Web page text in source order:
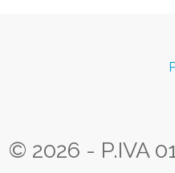
© 2026 - P.IVA